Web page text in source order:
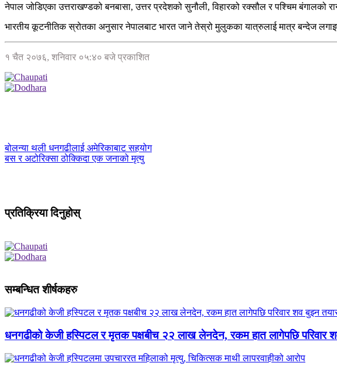
नेपाल जोडिएका उत्तराखण्डको बनबासा, उत्तर प्रदेशको सुनौली, विहारको रक्सौल र पश्चिम बंगालको
भारतीय कूटनीतिक स्रोतका अनुसार नेपालबाट भारत जाने तेस्रो मुलुकका यात्रुलाई मात्र बन्देज
१ चैत २०७६, शनिवार ०५:४० बजे प्रकाशित
बोलन्या थली धनगढीलाई अमेरिकाबाट सहयोग
बस र अटोरिक्सा ठोक्किदा एक जनाको मृत्यु
प्रतिक्रिया दिनुहोस्
सम्बन्धित शीर्षकहरु
धनगढीको केजी हस्पिटल र मृतक पक्षबीच २२ लाख लेनदेन, रकम हात लागेपछि परिवार